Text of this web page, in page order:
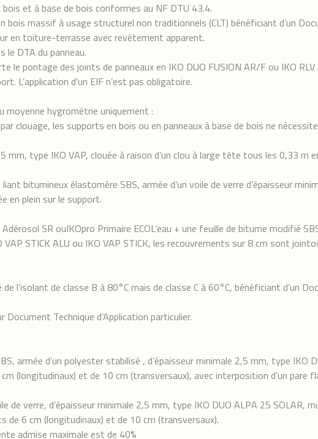
et à base de bois conformes au NF DTU 43.4.
bois massif à usage structurel non traditionnels (CLT) bénéficiant d’un
en toiture-terrasse avec revêtement apparent.
DTA du panneau.
le pontage des joints de panneaux en IKO DUO FUSION AR/F ou IKO
L’application d’un EIF n’est pas obligatoire.
moyenne hygrométrie uniquement :
clouage, les supports en bois ou en panneaux à base de bois ne
mm, type IKO VAP, clouée à raison d’un clou à large tête tous les 0,33 m
bitumineux élastomère SBS, armée d’un voile de verre d’épaisseur
en plein sur le support.
SR ouIKOpro Primaire ECOL’eau + une feuille de bitume modifié
STICK ALU ou IKO VAP STICK, les recouvrements sur 8 cm sont
l’isolant de classe B à 80°C mais de classe C à 60°C, bénéficiant d’un
Technique d’Application particulier.
armée d’un polyester stabilisé , d’épaisseur minimale 2,5 mm, type IKO
(longitudinaux) et de 10 cm (transversaux), avec interposition d’un pare
de verre, d’épaisseur minimale 2,5 mm, type IKO DUO ALPA 25 SOLAR,
6 cm (longitudinaux) et de 10 cm (transversaux).
admise maximale est de 40%